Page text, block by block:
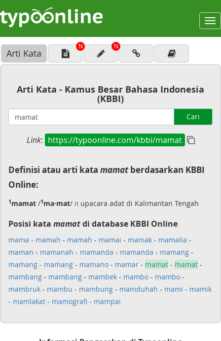
Arti Kata
N N
Arti Kata - Kamus Besar Bahasa Indonesia
(KBBI)
Cari
Link: https://typoonline.com/kbbi/mamat
Definisi atau arti kata mamatberdasarkan KBBI
Online:
1mamat /1ma·mat/ n upacara adat di Kalimantan Tengah
Posisi kata mamatdi database KBBI Online
mama - mamah - mamah - mamai - mamak - mamalia -
maman - mamanah - mamanda - mamanda - mamang -
mamang - mamang - mamano - mamar - mamat - mamat -
mambang - mambang - mambek - mambo - mambo -
mambruk - mambu - mambung - mamduhah - mami - mamik
- mamlakat - mamografi - mampai